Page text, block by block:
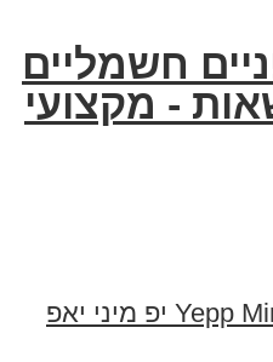
חשמליים
- מקצועי